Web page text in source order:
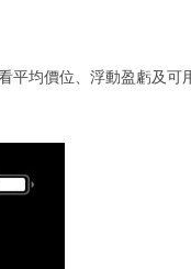
均價位、浮動盈虧及可